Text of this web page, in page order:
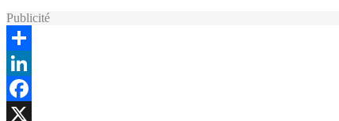
Publicité
Share
LinkedIn
Facebook